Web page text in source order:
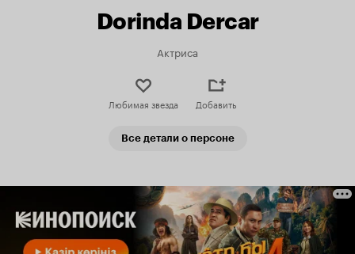
Dorinda Dercar
Актриса
Любимая звезда Добавить
Все детали о персоне